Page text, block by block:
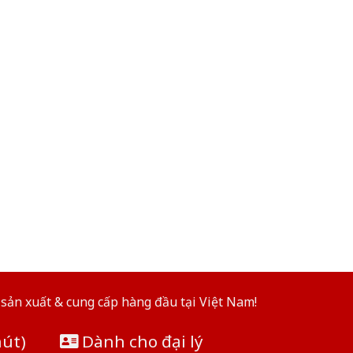
xuất & cung cấp hàng đầu tại Việt Nam!
Dành cho đại lý